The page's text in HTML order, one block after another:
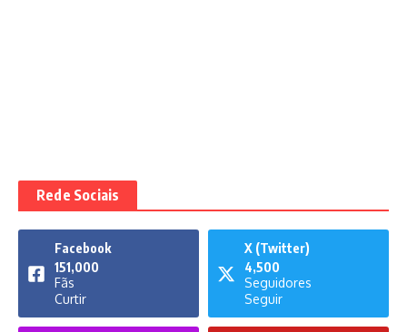
Rede Sociais
Facebook
151,000
Fãs
Curtir
X (Twitter)
4,500
Seguidores
Seguir